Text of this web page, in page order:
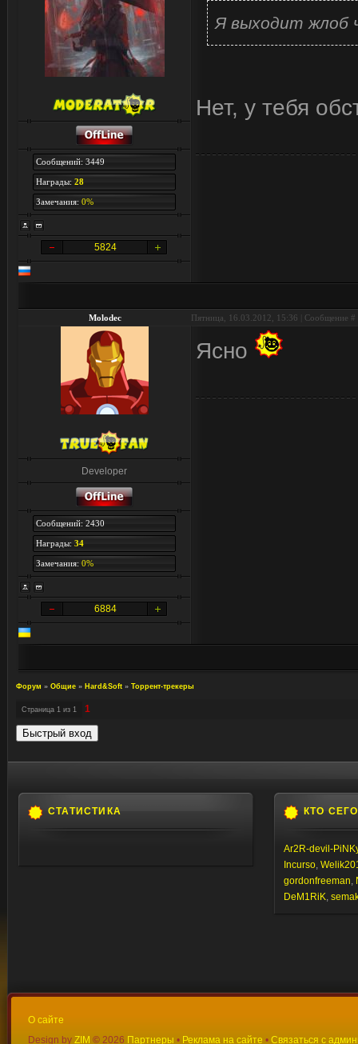
Сообщений: 3449
Награды: 28
Замечания: 0%
5824
Я выходит жлоб
Нет, у тебя
Molodec Пятница, 16.03.2012, 15:36 | Сообщение #
Developer
Сообщений: 2430
Награды: 34
Замечания: 0%
6884
Ясно
Форум » Общие » Hard&Soft » Торрент-трекеры
Страница 1 из 1 1
СТАТИСТИКА КТО
Ar2R-devil-
Incurso,
gordonfreeman,
DeM1RiK,
О сайте
Design by ZIM © 2026 Партнеры • Реклама на сайте • Связаться с